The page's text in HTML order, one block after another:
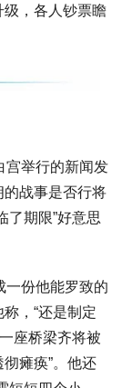
级，各人钞票瞻
宫举行的新闻发
战事是否行将
了期限”好意思
一份他能罗致的
，“还是制定
座桥梁齐将被
瘫痪”。他还